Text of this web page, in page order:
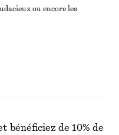
ou encore les
bénéficiez de 10% de